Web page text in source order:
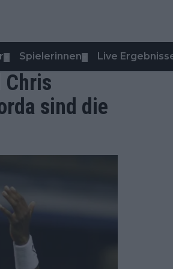
Spielerinnen Live
Chris
sind die